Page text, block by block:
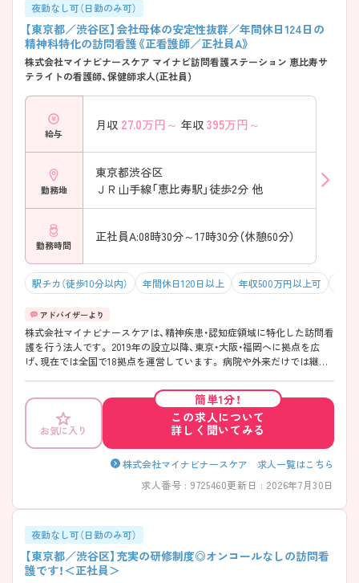
夜勤なし可（日勤のみ可）
【東京都／渋谷区】会社母体の安定性抜群／年間休日124日の
精神科特化の訪問看護《正看護師／正社員A》
株式会社マイナビナースケア マイナビ訪問看護ステーション 恵比寿サ
テライトの看護師、保健師求人(正社員)
給与
月収 27.0万円～ 年収 395万円～
勤務地
東京都渋谷区
ＪＲ山手線「恵比寿駅」徒歩2分 他
勤務時間
正社員A:08時30分～17時30分（休憩60分）
駅チカ（徒歩10分以内） 年間休日120日以上 年収500万円以上可
株式会社マイナビナースケアは、精神疾患・認知症領域に特化した訪問看
護を行う法人です。 2019年の設立以降、東京・大阪・福岡へに拠点を広
げ、現在では全国で18拠点を運営しています。 病院や外来だけでは継続
化に向き合う看護を大切にしています。勤務は日勤帯のみで、夜勤やオ
ンコール対応はありません。年間休日は「124日」と、働き方の土台を整え
たうえで、精神科訪問看護という専門分野に腰を据えて取り組める環境
です。実践を重ねながら精神科領域にやりがいを見出し、専門性を深め
ていくことが可能です。
お気に入り
簡単1分！
この求人について
詳しく聞いてみる
株式会社マイナビナースケア 求人一覧はこちら
求人番号 : 9725460更新日 : 2026年7月30日
夜勤なし可（日勤のみ可）
【東京都／渋谷区】充実の研修制度◎オンコールなしの訪問看
護です！＜正社員＞